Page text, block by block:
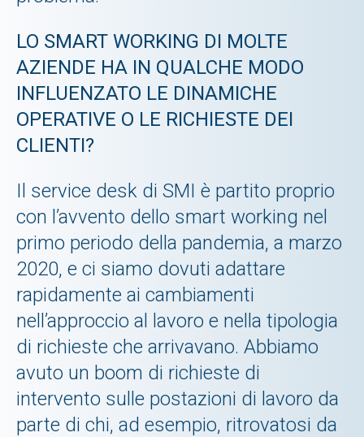
LO SMART WORKING DI MOLTE
AZIENDE HA IN QUALCHE MODO
INFLUENZATO LE DINAMICHE
OPERATIVE O LE RICHIESTE DEI
CLIENTI?
Il service desk di SMI è partito proprio
con l’avvento dello smart working nel
primo periodo della pandemia, a marzo
2020, e ci siamo dovuti adattare
rapidamente ai cambiamenti
nell’approccio al lavoro e nella tipologia
di richieste che arrivavano. Abbiamo
avuto un boom di richieste di
intervento sulle postazioni di lavoro da
parte di chi, ad esempio, ritrovatosi da